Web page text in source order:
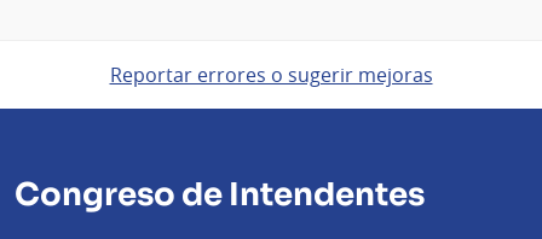
Reportar errores o sugerir mejoras
Congreso de Intendentes